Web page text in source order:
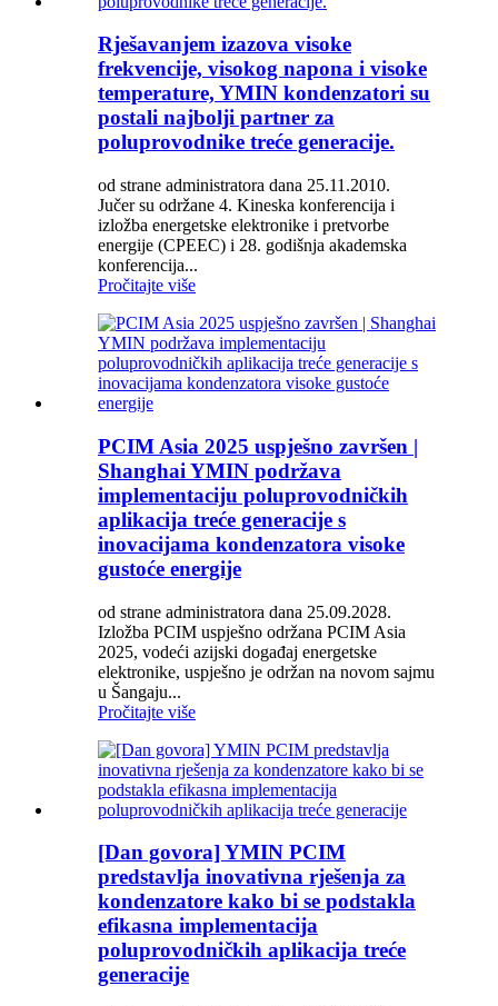
Rješavanjem izazova visoke
frekvencije, visokog napona i visoke
temperature, YMIN kondenzatori su
postali najbolji partner za
poluprovodnike treće generacije.
od strane administratora dana 25.11.2010.
Jučer su održane 4. Kineska konferencija i
izložba energetske elektronike i pretvorbe
energije (CPEEC) i 28. godišnja akademska
konferencija...
Pročitajte više
PCIM Asia 2025 uspješno završen |
Shanghai YMIN podržava
implementaciju poluprovodničkih
aplikacija treće generacije s
inovacijama kondenzatora visoke
gustoće energije
od strane administratora dana 25.09.2028.
Izložba PCIM uspješno održana PCIM Asia
2025, vodeći azijski događaj energetske
elektronike, uspješno je održan na novom sajmu
u Šangaju...
Pročitajte više
[Dan govora] YMIN PCIM
predstavlja inovativna rješenja za
kondenzatore kako bi se podstakla
efikasna implementacija
poluprovodničkih aplikacija treće
generacije